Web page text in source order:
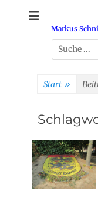
Markus
Suchen
nach:
Start »